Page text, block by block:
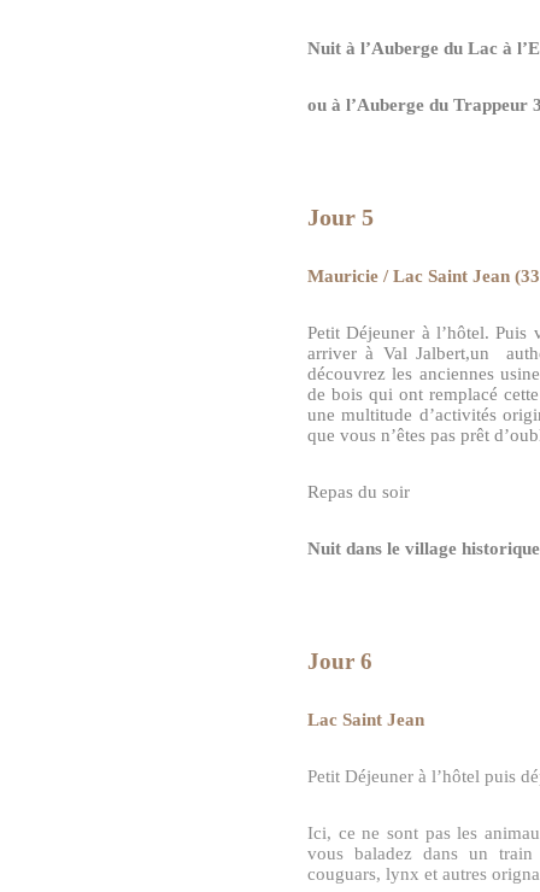
Nuit à l’Auberge du Lac à
ou à l’Auberge du Trappeur
Jour 5
Mauricie / Lac Saint Jean
Petit Déjeuner à l’hôtel.
arriver à Val Jalbert,un
découvrez les anciennes
de bois qui ont remplacé
une multitude d’activités
que vous n’êtes pas prêt
Repas du soir
Nuit dans le village
Jour 6
Lac Saint Jean
Petit Déjeuner à l’hôtel puis
Ici, ce ne sont pas les
vous baladez dans un
couguars, lynx et autres